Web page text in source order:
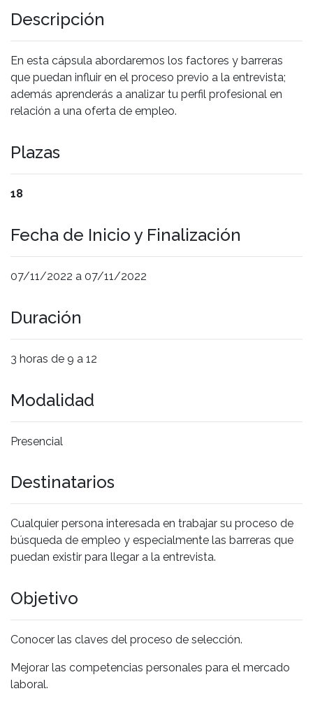
Descripción
En esta cápsula abordaremos los factores y barreras
que puedan influir en el proceso previo a la entrevista;
además aprenderás a analizar tu perfil profesional en
relación a una oferta de empleo.
Plazas
18
Fecha de Inicio y Finalización
07/11/2022 a 07/11/2022
Duración
3 horas de 9 a 12
Modalidad
Presencial
Destinatarios
Cualquier persona interesada en trabajar su proceso de
búsqueda de empleo y especialmente las barreras que
puedan existir para llegar a la entrevista.
Objetivo
Conocer las claves del proceso de selección.
Mejorar las competencias personales para el mercado
laboral.